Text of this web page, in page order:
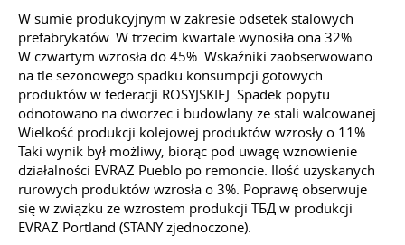
W sumie produkcyjnym w zakresie odsetek stalowych
prefabrykatów. W trzecim kwartale wynosiła ona 32%.
W czwartym wzrosła do 45%. Wskaźniki zaobserwowano
na tle sezonowego spadku konsumpcji gotowych
produktów w federacji ROSYJSKIEJ. Spadek popytu
odnotowano na dworzec i budowlany ze stali walcowanej.
Wielkość produkcji kolejowej produktów wzrosły o 11%.
Taki wynik był możliwy, biorąc pod uwagę wznowienie
działalności EVRAZ Pueblo po remoncie. Ilość uzyskanych
rurowych produktów wzrosła o 3%. Poprawę obserwuje
się w związku ze wzrostem produkcji ТБД w produkcji
EVRAZ Portland (STANY zjednoczone).